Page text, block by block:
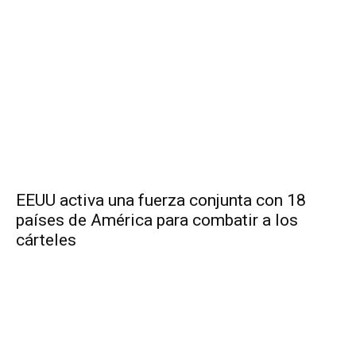
EEUU activa una fuerza conjunta con 18
países de América para combatir a los
cárteles